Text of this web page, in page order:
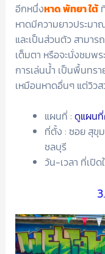
อีกหนึ่งหาด พัทยา ใต้
หาดมีความยาวประมา
และเป็นส่วนตัว สามา
เต็มตา หรือจะนั่งชมพ
การเล่นน้ำ เป็นพื้นทรา
เหมือนหาดอื่นๆ แต่วิว
แผนที่ : ดูแผน
ที่ตั้ง : ซอย สุขุ
ชลบุรี
วัน-เวลา ที่เปิ